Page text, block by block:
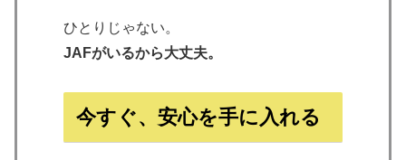
ひとりじゃない。
JAFがいるから大丈夫。
今すぐ、安心を手に入れる